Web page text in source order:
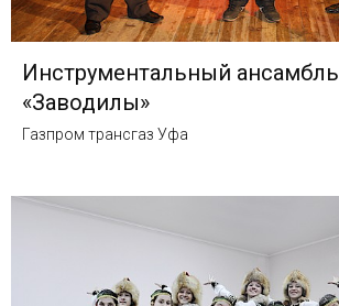
Инструментальный ансамбль
«Заводилы»
Газпром трансгаз Уфа